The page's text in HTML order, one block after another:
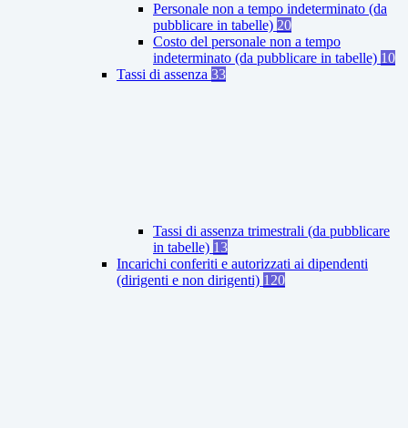
Personale non a tempo indeterminato (da
pubblicare in tabelle) 20
Costo del personale non a tempo
indeterminato (da pubblicare in tabelle) 10
Tassi di assenza 33
Tassi di assenza trimestrali (da pubblicare
in tabelle) 13
Incarichi conferiti e autorizzati ai dipendenti
(dirigenti e non dirigenti) 120